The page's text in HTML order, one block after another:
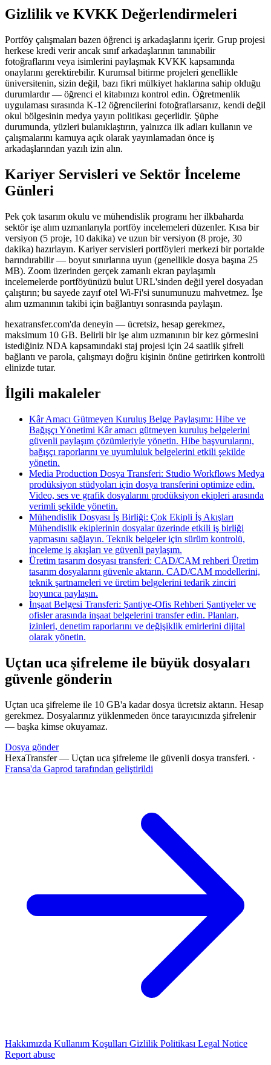
Gizlilik ve KVKK Değerlendirmeleri
Portföy çalışmaları bazen öğrenci iş arkadaşlarını içerir. Grup projesi
herkese kredi verir ancak sınıf arkadaşlarının tanınabilir
fotoğraflarını veya isimlerini paylaşmak KVKK kapsamında
onaylarını gerektirebilir. Kurumsal bitirme projeleri genellikle
üniversitenin, sizin değil, bazı fikri mülkiyet haklarına sahip olduğu
durumlardır — öğrenci el kitabınızı kontrol edin. Öğretmenlik
uygulaması sırasında K-12 öğrencilerini fotoğraflarsanız, kendi değil
okul bölgesinin medya yayın politikası geçerlidir. Şüphe
durumunda, yüzleri bulanıklaştırın, yalnızca ilk adları kullanın ve
çalışmalarını kamuya açık olarak yayınlamadan önce iş
arkadaşlarından yazılı izin alın.
Kariyer Servisleri ve Sektör İnceleme
Günleri
Pek çok tasarım okulu ve mühendislik programı her ilkbaharda
sektör işe alım uzmanlarıyla portföy incelemeleri düzenler. Kısa bir
versiyon (5 proje, 10 dakika) ve uzun bir versiyon (8 proje, 30
dakika) hazırlayın. Kariyer servisleri portföyleri merkezi bir portalde
barındırabilir — boyut sınırlarına uyun (genellikle dosya başına 25
MB). Zoom üzerinden gerçek zamanlı ekran paylaşımlı
incelemelerde portföyünüzü bulut URL'sinden değil yerel dosyadan
çalıştırın; bu sayede zayıf otel Wi-Fi'si sunumunuzu mahvetmez. İşe
alım uzmanının takibi için bağlantıyı sonrasında paylaşın.
hexatransfer.com'da deneyin — ücretsiz, hesap gerekmez,
maksimum 10 GB. Belirli bir işe alım uzmanının bir kez görmesini
istediğiniz NDA kapsamındaki staj projesi için 24 saatlik şifreli
bağlantı ve parola, çalışmayı doğru kişinin önüne getirirken kontrolü
elinizde tutar.
İlgili makaleler
Kâr Amacı Gütmeyen Kuruluş Belge Paylaşımı: Hibe ve
Bağışçı Yönetimi Kâr amacı gütmeyen kuruluş belgelerini
güvenli paylaşım çözümleriyle yönetin. Hibe başvurularını,
bağışçı raporlarını ve uyumluluk belgelerini etkili şekilde
yönetin.
Media Production Dosya Transferi: Studio Workflows Medya
prodüksiyon stüdyoları için dosya transferini optimize edin.
Video, ses ve grafik dosyalarını prodüksiyon ekipleri arasında
verimli şekilde yönetin.
Mühendislik Dosyası İş Birliği: Çok Ekipli İş Akışları
Mühendislik ekiplerinin dosyalar üzerinde etkili iş birliği
yapmasını sağlayın. Teknik belgeler için sürüm kontrolü,
inceleme iş akışları ve güvenli paylaşım.
Üretim tasarım dosyası transferi: CAD/CAM rehberi Üretim
tasarım dosyalarını güvenle aktarın. CAD/CAM modellerini,
teknik şartnameleri ve üretim belgelerini tedarik zinciri
boyunca paylaşın.
İnşaat Belgesi Transferi: Şantiye-Ofis Rehberi Şantiyeler ve
ofisler arasında inşaat belgelerini transfer edin. Planları,
izinleri, denetim raporlarını ve değişiklik emirlerini dijital
olarak yönetin.
Uçtan uca şifreleme ile büyük dosyaları
güvenle gönderin
Uçtan uca şifreleme ile 10 GB'a kadar dosya ücretsiz aktarın. Hesap
gerekmez. Dosyalarınız yüklenmeden önce tarayıcınızda şifrelenir
— başka kimse okuyamaz.
Dosya gönder
HexaTransfer — Uçtan uca şifreleme ile güvenli dosya transferi. ·
Fransa'da Gaprod tarafından geliştirildi
Hakkımızda Kullanım Koşulları Gizlilik Politikası Legal Notice
Report abuse